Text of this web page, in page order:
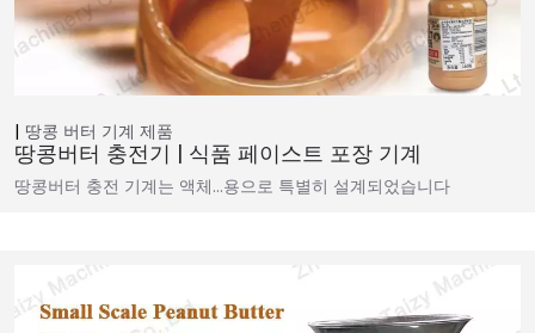
땅콩 버터 기계 제품
땅콩버터 충전기 | 식품 페이스트 포장 기계
땅콩버터 충전 기계는 액체…용으로 특별히 설계되었습니다